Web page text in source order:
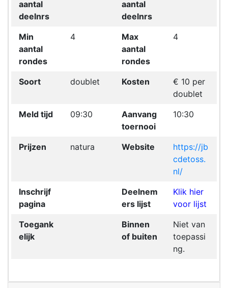
aantal
deelnrs
aantal
deelnrs
Min
aantal
rondes
4
Max
aantal
rondes
4
Soort doublet Kosten
€ 10 per
doublet
Meld tijd
09:30
Aanvang
toernooi
10:30
Prijzen natura Website
https://jb
cdetoss.
nl/
Inschrijf
pagina
Deelnem
ers lijst
Klik hier
voor lijst
Toegank
elijk
Binnen
of buiten
Niet van
toepassi
ng.